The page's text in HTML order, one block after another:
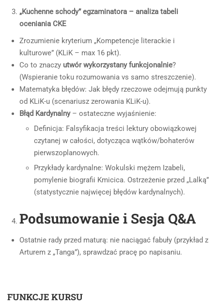
„Kuchenne schody” egzaminatora – analiza tabeli
oceniania CKE
Zrozumienie kryterium „Kompetencje literackie i
kulturowe” (KLiK – max 16 pkt).
Co to znaczy utwór wykorzystany funkcjonalnie?
(Wspieranie toku rozumowania vs samo streszczenie).
Matematyka błędów: Jak błędy rzeczowe odejmują punkty
od KLiK-u (scenariusz zerowania KLiK-u).
Błąd Kardynalny– ostateczne wyjaśnienie:
Definicja: Falsyfikacja treści lektury obowiązkowej
czytanej w całości, dotycząca wątków/bohaterów
pierwszoplanowych.
Przykłady kardynalne: Wokulski mężem Izabeli,
pomylenie biografii Kmicica. Ostrzeżenie przed „Lalką”
(statystycznie najwięcej błędów kardynalnych).
Podsumowanie i Sesja Q&A
Ostatnie rady przed maturą: nie naciągać fabuły (przykład z
Arturem z „Tanga”), sprawdzać pracę po napisaniu.
FUNKCJE KURSU